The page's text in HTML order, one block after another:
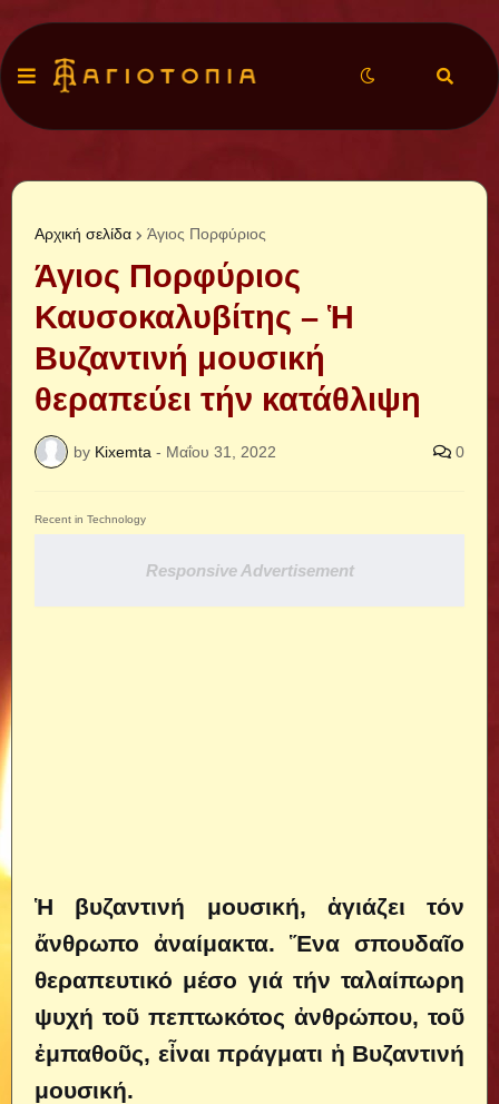
Αρχική σελίδα Άγιος Πορφύριος
Άγιος Πορφύριος
Καυσοκαλυβίτης – Ἡ
Βυζαντινή μουσική
θεραπεύει τήν κατάθλιψη
by Kixemta - Μαΐου 31, 2022 0
Recent in Technology
Responsive Advertisement
Ἡ βυζαντινή μουσική, ἁγιάζει τόν
ἄνθρωπο ἀναίμακτα. Ἕνα σπουδαῖο
θεραπευτικό μέσο γιά τήν ταλαίπωρη
ψυχή τοῦ πεπτωκότος ἀνθρώπου, τοῦ
ἐμπαθοῦς, εἶναι πράγματι ἡ Βυζαντινή
μουσική.